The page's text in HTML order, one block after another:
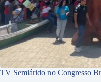
TV Semiárido no Congresso